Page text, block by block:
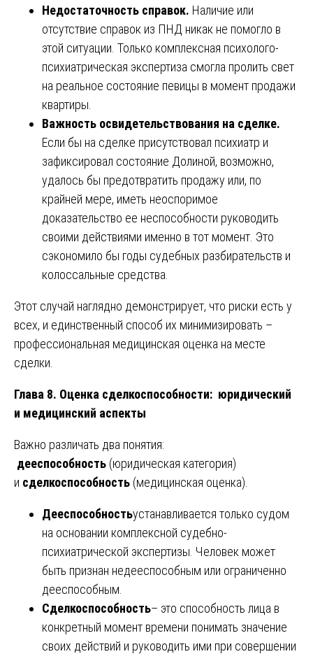
Недостаточность справок. Наличие или
отсутствие справок из ПНД никак не помогло в
этой ситуации. Только комплексная психолого-
психиатрическая экспертиза смогла пролить свет
на реальное состояние певицы в момент продажи
квартиры.
Важность освидетельствования на сделке.
Если бы на сделке присутствовал психиатр и
зафиксировал состояние Долиной, возможно,
удалось бы предотвратить продажу или, по
крайней мере, иметь неоспоримое
доказательство ее неспособности руководить
своими действиями именно в тот момент. Это
сэкономило бы годы судебных разбирательств и
колоссальные средства.
Этот случай наглядно демонстрирует, что риски есть у
всех, и единственный способ их минимизировать –
профессиональная медицинская оценка на месте
сделки.
Глава 8. Оценка сделкоспособности: юридический
и медицинский аспекты
Важно различать два понятия:
дееспособность (юридическая категория)
и сделкоспособность (медицинская оценка).
Дееспособностьустанавливается только судом
на основании комплексной судебно-
психиатрической экспертизы. Человек может
быть признан недееспособным или ограниченно
дееспособным.
Сделкоспособность– это способность лица в
конкретный момент времени понимать значение
своих действий и руководить ими при совершении